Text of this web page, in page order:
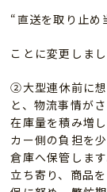
“直送を取り止め
ことに変更しまし
②大型連休前に
と、物流事情が
在庫量を積み増
カー側の負担を
倉庫へ保管しま
立ち寄り、商品